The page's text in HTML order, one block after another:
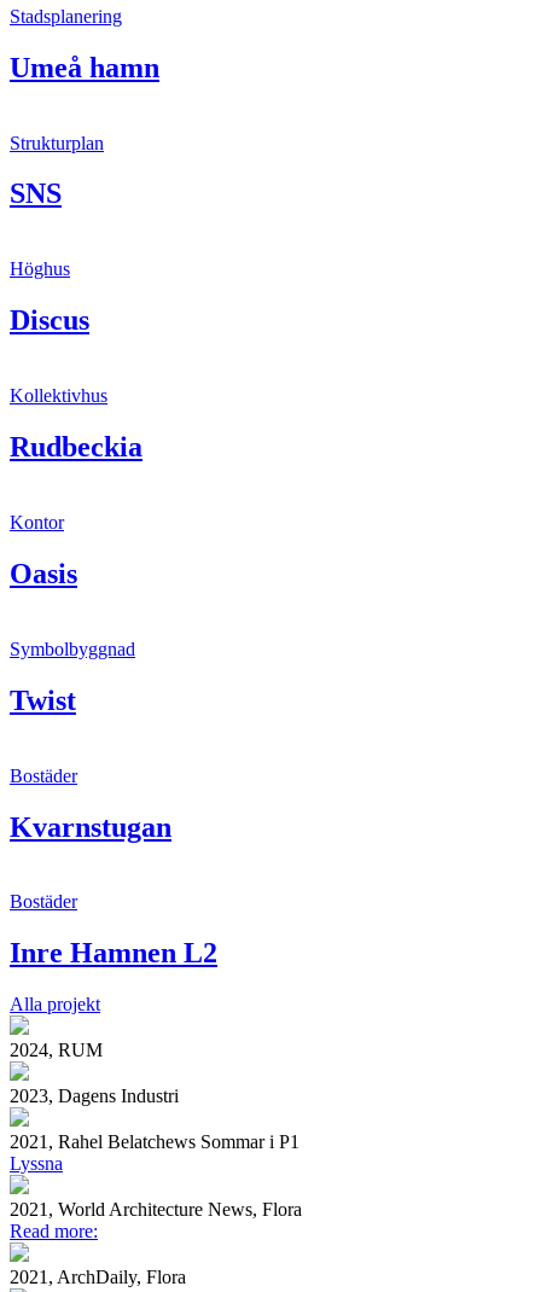
Stadsplanering
Umeå hamn
Strukturplan
SNS
Höghus
Discus
Kollektivhus
Rudbeckia
Kontor
Oasis
Symbolbyggnad
Twist
Bostäder
Kvarnstugan
Bostäder
Inre Hamnen L2
Alla projekt
2024, RUM
2023, Dagens Industri
2021, Rahel Belatchews Sommar i P1
Lyssna
2021, World Architecture News, Flora
Read more:
2021, ArchDaily, Flora